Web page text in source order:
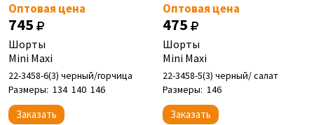
Оптовая цена
745
Шорты
Mini Maxi
22-3458-6(3) черный/горчица
Размеры: 134 140 146
Заказать
Оптовая цена
475
Шорты
Mini Maxi
22-3458-5(3) черный/ салат
Размеры: 146
Заказать